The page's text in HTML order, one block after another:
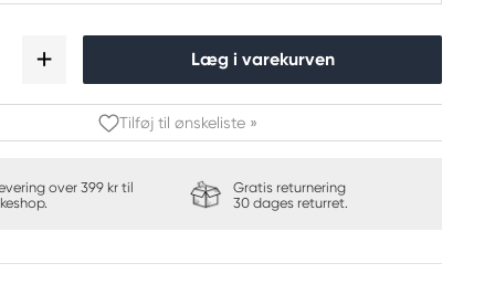
Læg i varekurven
Tilføj til ønskeliste »
over 399 kr til
Gratis returnering
30 dages returret.